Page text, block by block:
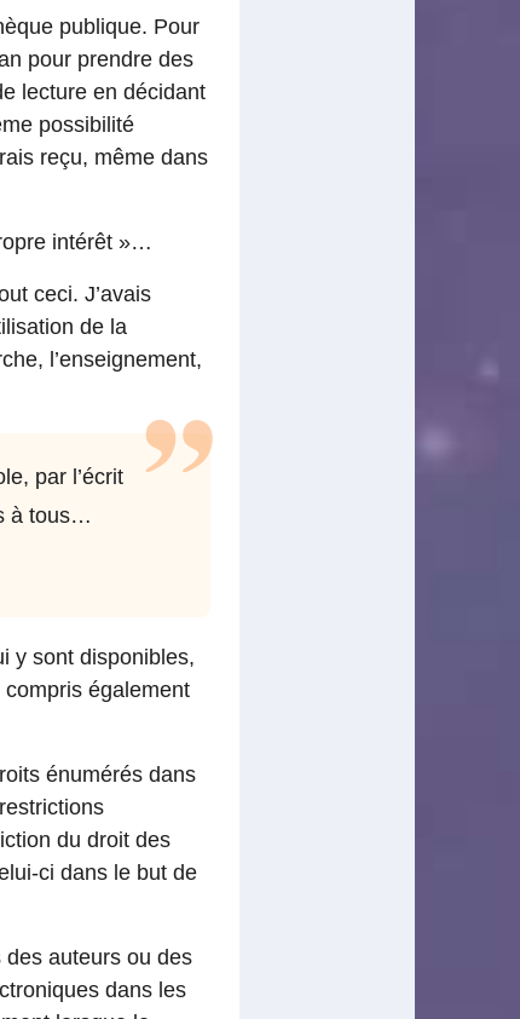
publique. Pour
pour prendre des
lecture en décidant
possibilité
reçu, même dans
intérêt »…
ceci. J’avais
de la
l’enseignement,
par l’écrit
à tous…
y sont disponibles,
compris également
énumérés dans
du droit des
ci dans le but de
des auteurs ou des
dans les